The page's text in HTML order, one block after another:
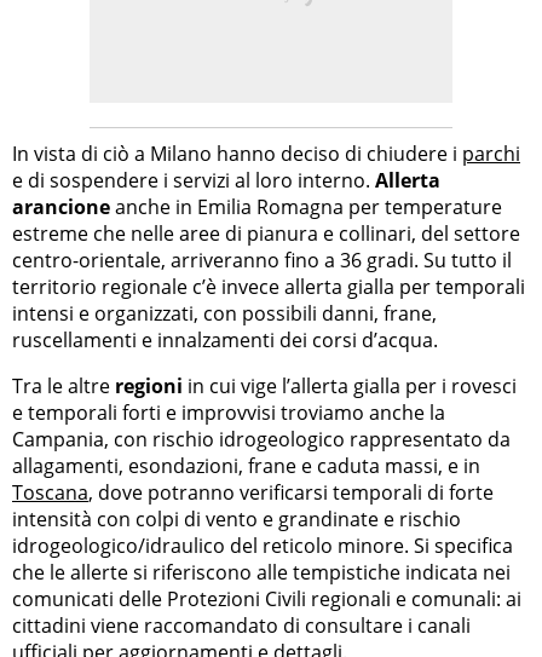
In vista di ciò a Milano hanno deciso di chiudere i parchi
e di sospendere i servizi al loro interno. Allerta
arancioneanche in Emilia Romagna per temperature
estreme che nelle aree di pianura e collinari, del settore
centro-orientale, arriveranno fino a 36 gradi. Su tutto il
territorio regionale c’è invece allerta gialla per temporali
intensi e organizzati, con possibili danni, frane,
ruscellamenti e innalzamenti dei corsi d’acqua.
Tra le altre regioni in cui vige l’allerta gialla per i rovesci
e temporali forti e improvvisi troviamo anche la
Campania, con rischio idrogeologico rappresentato da
allagamenti, esondazioni, frane e caduta massi, e in
Toscana, dove potranno verificarsi temporali di forte
intensità con colpi di vento e grandinate e rischio
idrogeologico/idraulico del reticolo minore. Si specifica
che le allerte si riferiscono alle tempistiche indicata nei
comunicati delle Protezioni Civili regionali e comunali: ai
cittadini viene raccomandato di consultare i canali